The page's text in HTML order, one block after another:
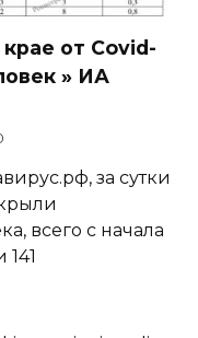
от Covid-
» ИА
за сутки
всего с начала